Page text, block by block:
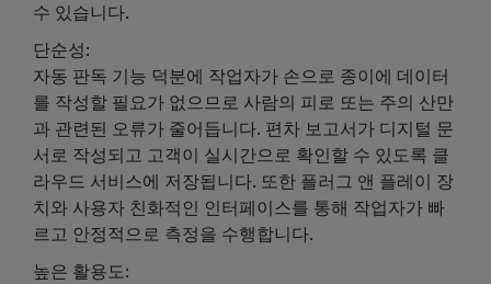
수 있습니다.
단순성:
자동 판독 기능 덕분에 작업자가 손으로 종이에 데이터
를 작성할 필요가 없으므로 사람의 피로 또는 주의 산만
과 관련된 오류가 줄어듭니다. 편차 보고서가 디지털 문
서로 작성되고 고객이 실시간으로 확인할 수 있도록 클
라우드 서비스에 저장됩니다. 또한 플러그 앤 플레이 장
치와 사용자 친화적인 인터페이스를 통해 작업자가 빠
르고 안정적으로 측정을 수행합니다.
높은 활용도: